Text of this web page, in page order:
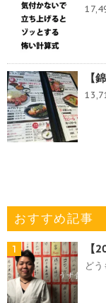
【
おすすめ記事
1 【
ど